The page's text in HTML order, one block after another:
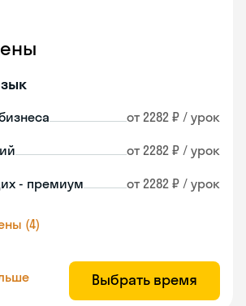
от 2282 ₽ / урок
от 2282 ₽ / урок
- премиум от 2282 ₽ / урок
(4)
Выбрать время